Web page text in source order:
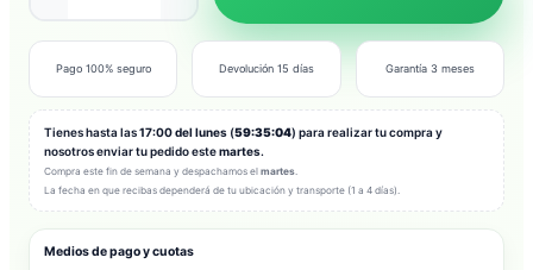
Pago 100% seguro Devolución 15 días Garantía 3 meses
Tienes hasta las17:00 del lunes (59:35:02) para realizar tu compra y
nosotros enviar tu pedido estemartes.
Compra este fin de semana y despachamos el martes
La fecha en que recibas dependerá de tu ubicación y transporte (1 a 4 días).
Medios de pago y cuotas